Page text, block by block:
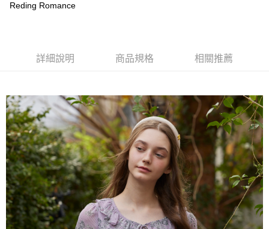
悠遊付
運送方式
每筆NT$80，滿NT$2,000(含以上)免運費
付款後萊爾富取貨
每筆NT$80，滿NT$2,000(含以上)免運費
付款後7-11取貨
每筆NT$80，滿NT$2,000(含以上)免運費
宅配
每筆NT$80，滿NT$2,000(含以上)免運費
Reding Romance
詳細說明 商品規格 相關推薦